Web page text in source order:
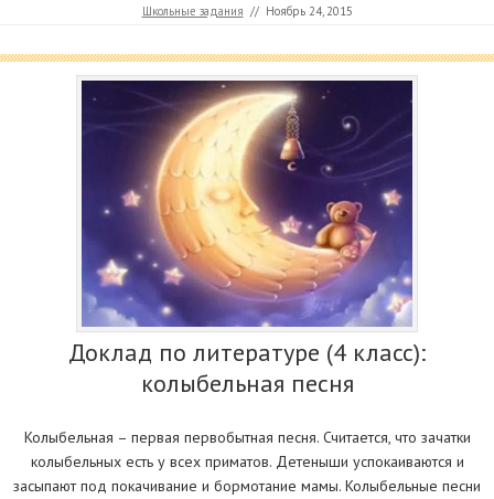
Школьные задания // Ноябрь 24, 2015
Доклад по литературе (4 класс):
колыбельная песня
Колыбельная – первая первобытная песня. Считается, что зачатки
колыбельных есть у всех приматов. Детеныши успокаиваются и
засыпают под покачивание и бормотание мамы. Колыбельные песни